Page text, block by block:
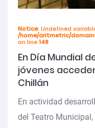
Notice: Undefined
/home/aritmetric/
on line148
En Día Mundial
jóvenes
Chillán
En actividad
del Teatro Municipal,